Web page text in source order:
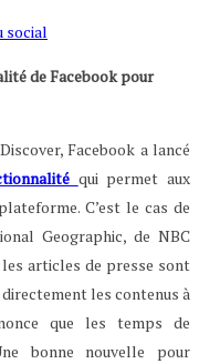
de Facebook pour
Facebook a lancé
qui permet aux
C’est le cas de
Geographic, de NBC
les articles de presse sont
les contenus à
que les temps de
bonne nouvelle pour